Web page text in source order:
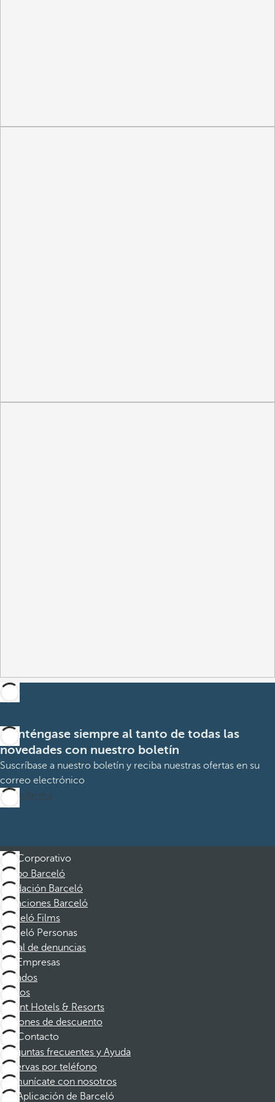
Manténgase siempre al tanto de todas las
novedades con nuestro boletín
Suscríbase a nuestro boletín y reciba nuestras ofertas en su
correo electrónico
Suscribirme
Corporativo
Grupo Barceló
Fundación Barceló
Vacaciones Barceló
Barceló Films
Barceló Personas
Canal de denuncias
Empresas
Afiliados
Socios
Dorint Hotels & Resorts
Cupones de descuento
Contacto
Preguntas frecuentes y Ayuda
Reservas por teléfono
Comunícate con nosotros
Aplicación de Barceló